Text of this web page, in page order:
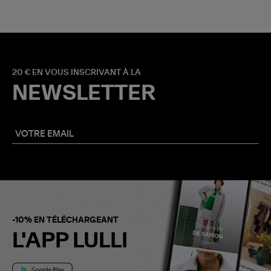
20 € EN VOUS INSCRIVANT À LA
NEWSLETTER
-10% EN TÉLÉCHARGEANT
L'APP LULLI